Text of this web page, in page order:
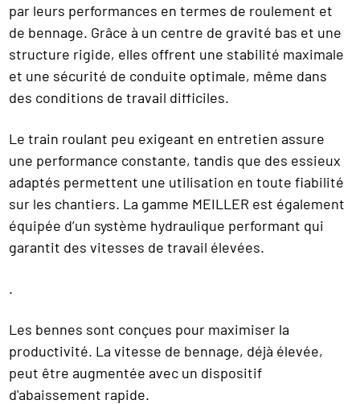
par leurs performances en termes de roulement et
de bennage. Grâce à un centre de gravité bas et une
structure rigide, elles offrent une stabilité maximale
et une sécurité de conduite optimale, même dans
des conditions de travail difficiles.
Le train roulant peu exigeant en entretien assure
une performance constante, tandis que des essieux
adaptés permettent une utilisation en toute fiabilité
sur les chantiers. La gamme MEILLER est également
équipée d’un système hydraulique performant qui
garantit des vitesses de travail élevées.
.
Les bennes sont conçues pour maximiser la
productivité. La vitesse de bennage, déjà élevée,
peut être augmentée avec un dispositif
d'abaissement rapide.